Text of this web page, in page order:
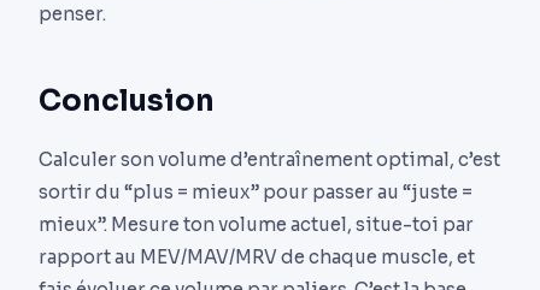
penser.
Conclusion
Calculer son volume d’entraînement optimal, c’est
sortir du “plus = mieux” pour passer au “juste =
mieux”. Mesure ton volume actuel, situe-toi par
rapport au MEV/MAV/MRV de chaque muscle, et